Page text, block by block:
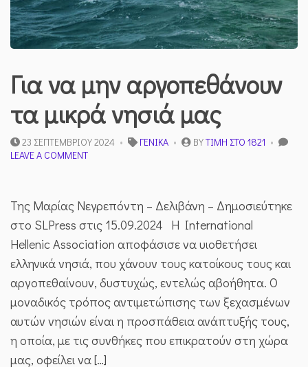
Για να μην αργοπεθάνουν
τα μικρά νησιά μας
23 ΣΕΠΤΕΜΒΡΊΟΥ 2024 ΓΕΝΙΚΆ BYΤΙΜΉ ΣΤΟ 1821
LEAVE A COMMENTON
ΑΡΓΟΠΕΘΆΝΟΥΝ
ΜΙΚΡΆ
ΝΗΣΙΆ
ΜΑΣ
Της Μαρίας Νεγρεπόντη – Δελιβάνη – Δημοσιεύτηκε
στο SLPress στις 15.09.2024 H International
Hellenic Association αποφάσισε να υιοθετήσει
ελληνικά νησιά, που χάνουν τους κατοίκους τους και
αργοπεθαίνουν, δυστυχώς, εντελώς αβοήθητα. Ο
μοναδικός τρόπος αντιμετώπισης των ξεχασμένων
αυτών νησιών είναι η προσπάθεια ανάπτυξής τους,
η οποία, με τις συνθήκες που επικρατούν στη χώρα
μας, οφείλει να […]